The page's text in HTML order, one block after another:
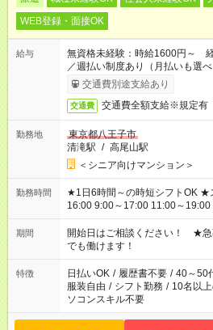
WEB登録・面接OK
給与
無資格未経験：時給1600円～
／週払い制度あり（月払いも選
了次第のお支払いとなります。
交通費別途支給あり
交通費 交通費全額支給※規定有
勤務地
東京都八王子市
清滝駅 / 高尾山駅
＜シニア向けマンション＞
勤務時間
★1日6時間～の時短シフトOK ★スタート時間選べます！ 7:00～
16:00 9:00～17:00 11:00～19:00 など 残
場合、他のお仕事と合わせ週40
ん ※法令に基づき、週20時間以
となります ※労働者派遣法（日
短時間・短期間の就業はご案内
期間
開始日はご相談ください！ ★
でも働けます！
特徴 日払いOK / 履歴書不要 / 40～50
服装自由 / シフト勤務 / 10名以
ソコンスキル不要